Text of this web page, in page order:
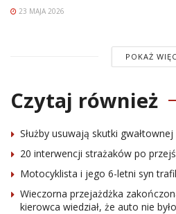
23 MAJA 2026
POKAŻ
Czytaj również
Służby usuwają skutki gwałtownej
20 interwencji strażaków po
Motocyklista i jego 6-letni syn
Wieczorna przejażdżka
kierowca wiedział, że auto nie